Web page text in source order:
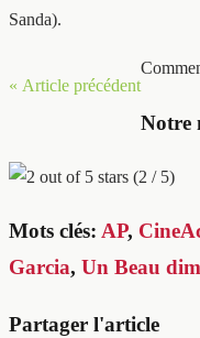
Sanda).
« Article précédent
Notre
(2 / 5)
Mots clés: AP,
Garcia, Un Beau
Partager l'article